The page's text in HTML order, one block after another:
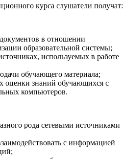
курса слушатели получат:
в отношении
образовательной системы;
используемых в работе
обучающего материала;
оценки знаний обучающихся с
компьютеров.
рода сетевыми источниками
с информацией